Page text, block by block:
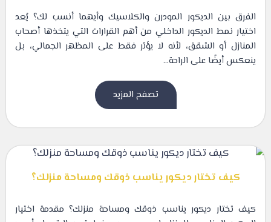
الفرق بين الديكور المودرن والكلاسيك وأيهما أنسب لك؟ يُعد
اختيار نمط الديكور الداخلي من أهم القرارات التي يتخذها أصحاب
المنازل أو الشقق، لأنه لا يؤثر فقط على المظهر الجمالي، بل
ينعكس أيضًا على الراحة...
تصفح المزيد
كيف تختار ديكور يناسب ذوقك ومساحة منزلك؟
كيف تختار ديكور يناسب ذوقك ومساحة منزلك؟ مقدمة اختيار